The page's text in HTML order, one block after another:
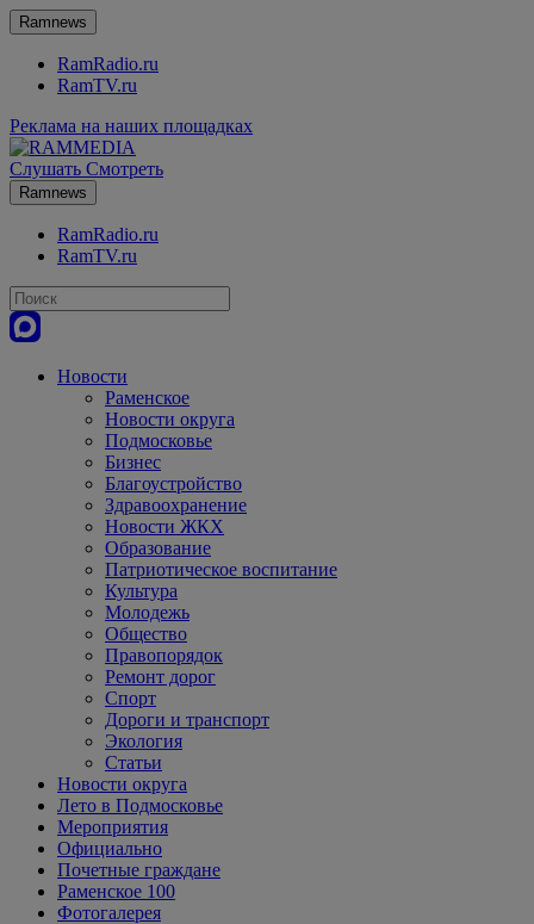
Ramnews
RamRadio.ru
RamTV.ru
Реклама на наших площадках
Слушать Смотреть
Ramnews
RamRadio.ru
RamTV.ru
Новости
Раменское
Новости округа
Подмосковье
Бизнес
Благоустройство
Здравоохранение
Новости ЖКХ
Образование
Патриотическое воспитание
Культура
Молодежь
Общество
Правопорядок
Ремонт дорог
Спорт
Дороги и транспорт
Экология
Статьи
Новости округа
Лето в Подмосковье
Мероприятия
Официально
Почетные граждане
Раменское 100
Фотогалерея